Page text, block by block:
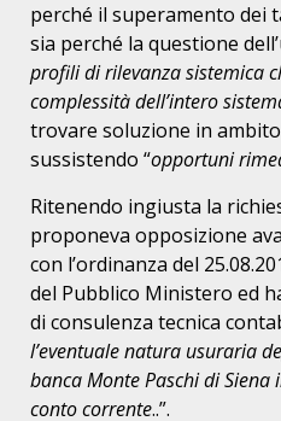
perché il superamento dei
sia perché la questione
profili di rilevanza sistemica
complessità dell’intero
trovare soluzione in
sussistendo “opportuni
Ritenendo ingiusta la
proponeva opposizione
con l’ordinanza del
del Pubblico Ministero ed
di consulenza tecnica
l’eventuale natura usuraria
banca Monte Paschi di
conto corrente..”.